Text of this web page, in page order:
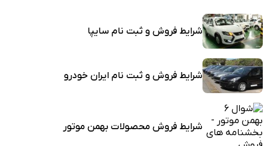
شرایط فروش و ثبت نام سایپا
شرایط فروش و ثبت نام ایران خودرو
شرایط فروش محصولات بهمن موتور